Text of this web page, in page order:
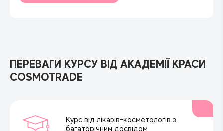
ПЕРЕВАГИ КУРСУ ВІД АКАДЕМІЇ КРАСИ
COSMOTRADE
Курс від лікарів-косметологів з
багаторічним досвідом